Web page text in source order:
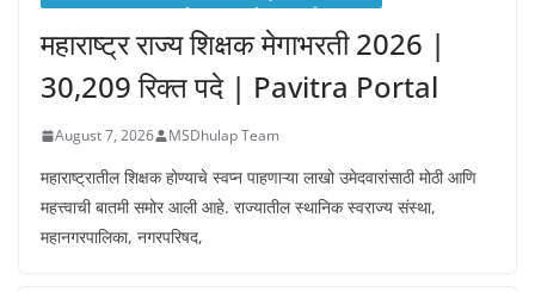
महाराष्ट्र राज्य शिक्षक मेगाभरती 2026 |
30,209 रिक्त पदे | Pavitra Portal
August 7, 2026 MSDhulap Team
महाराष्ट्रातील शिक्षक होण्याचे स्वप्न पाहणाऱ्या लाखो उमेदवारांसाठी मोठी आणि
महत्त्वाची बातमी समोर आली आहे. राज्यातील स्थानिक स्वराज्य संस्था,
महानगरपालिका, नगरपरिषद,